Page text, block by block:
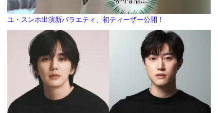
ユ・スンホ出演新バラエティ、初ティーザー公開！